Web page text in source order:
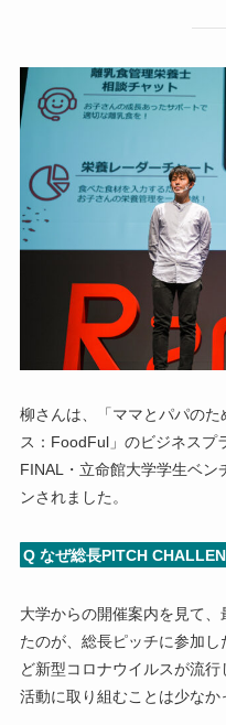
柳さんは、「ママとパパの
ス：FoodFul」のビジネスプ
FINAL・立命館大学学生ベ
ンされました。
Q なぜ総長PITCH
大学からの開催案内を見て
たのが、総長ピッチに参加
ど新型コロナウイルスが流
活動に取り組むことは少なか